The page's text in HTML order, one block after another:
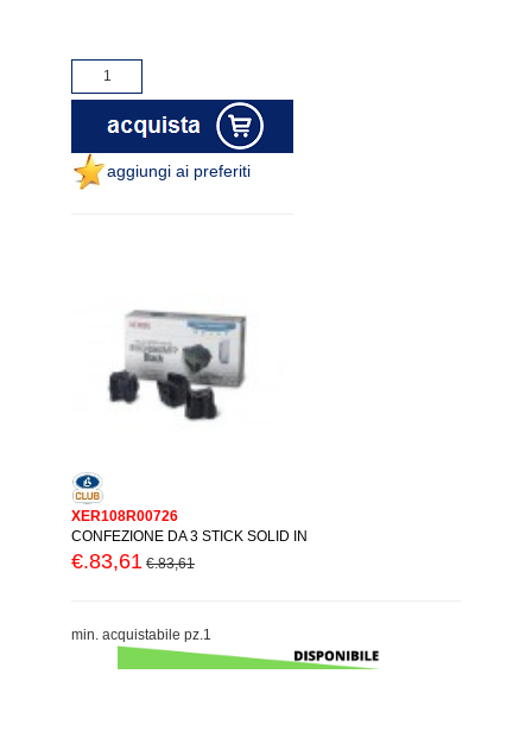
aggiungi ai preferiti
XER108R00726
CONFEZIONE DA 3 STICK SOLID IN
€.83,61 €.83,61
min. acquistabile pz.1